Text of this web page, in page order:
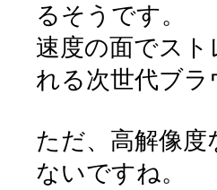
るそうです。
速度の面でス
れる次世代ブラ
ただ、高解像度
ないですね。